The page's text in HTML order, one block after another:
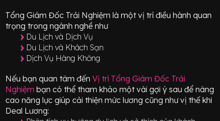
Tổng Giám Đốc Trải Nghiệm là một vị tríđiều hành quan
trọng trong ngành nghề như
Du Lịch và Dịch Vụ
Du Lịch và Khách Sạn
Dịch Vụ Hàng Không
Nếu bạn quan tâm đến Vị trí Tổng Giám Đốc Trải
Nghiệm bạn có thể tham khảo một vài gợi ý sau để nâng
cao năng lực giúp cải thiện mức lương cũng như vị thế khi
Deal Lương: